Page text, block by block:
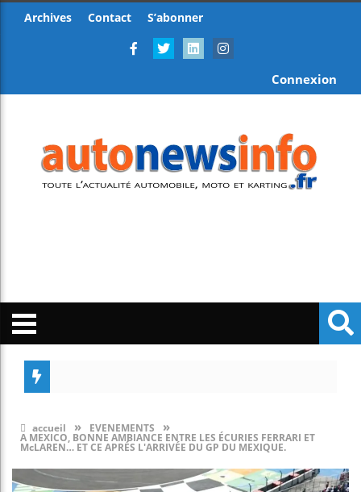
Archives Contact S’abonner
Connexion
accueil » EVENEMENTS »
A MEXICO, BONNE AMBIANCE ENTRE LES ÉCURIES FERRARI ET
McLAREN… ET CE APRÉS L'ARRIVÉE DU GP DU MEXIQUE.